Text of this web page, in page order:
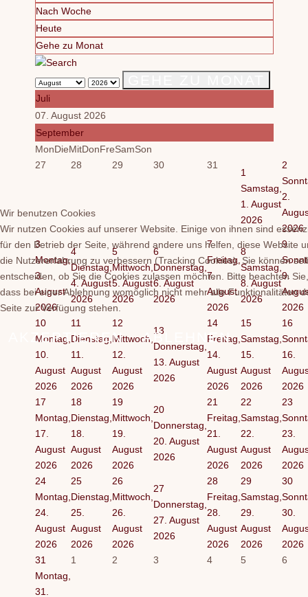
Nach Woche
Heute
Gehe zu Monat
Juli
07. August 2026
September
MonDieMitDonFreSamSon
27
28 29 30 31
1
Samstag,
1. August
2026
2
2.
2026
3
Montag,
3.
August
2026
4
Dienstag,
4. August
2026
5
Mittwoch,
5. August
2026
6
Donnerstag,
6. August
2026
7
Freitag,
7.
August
2026
8
Samstag,
8. August
2026
9
9.
2026
10
Montag,
10.
August
2026
11
Dienstag,
11.
August
2026
12
Mittwoch,
12.
August
2026
13
Donnerstag,
13. August
2026
14
Freitag,
14.
August
2026
15
Samstag,
15.
August
2026
16
16.
2026
17
Montag,
17.
August
2026
18
Dienstag,
18.
August
2026
19
Mittwoch,
19.
August
2026
20
Donnerstag,
20. August
2026
21
Freitag,
21.
August
2026
22
Samstag,
22.
August
2026
23
23.
2026
24
Montag,
24.
August
2026
25
Dienstag,
25.
August
2026
26
Mittwoch,
26.
August
2026
27
Donnerstag,
27. August
2026
28
Freitag,
28.
August
2026
29
Samstag,
29.
August
2026
30
30.
2026
31
Montag,
31.
1 2 3 4 5 6
Wir benutzen Cookies
Wir nutzen Cookies auf unserer Website. Einige von ihnen sind
für den Betrieb der Seite, während andere uns helfen, diese Website
die Nutzererfahrung zu verbessern (Tracking Cookies). Sie können
entscheiden, ob Sie die Cookies zulassen möchten. Bitte beachten Sie,
dass bei einer Ablehnung womöglich nicht mehr alle Funktionalitäten
Seite zur Verfügung stehen.
AKZEPTIEREN ABLEHNEN